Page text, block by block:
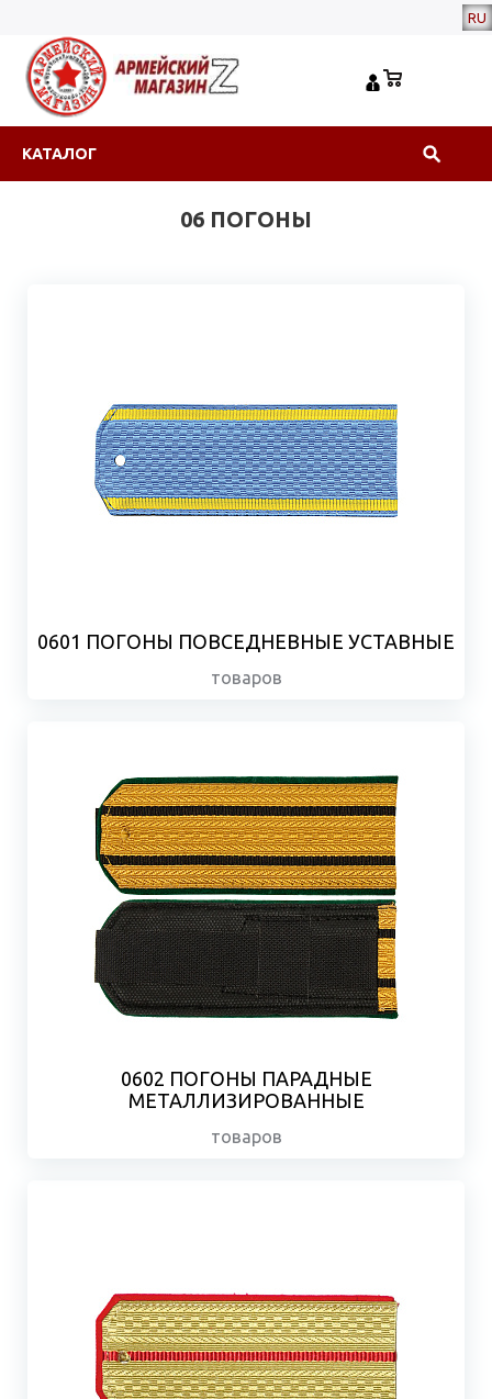
RU
КАТАЛОГ
06 ПОГОНЫ
0601 ПОГОНЫ ПОВСЕДНЕВНЫЕ УСТАВНЫЕ
товаров
0602 ПОГОНЫ ПАРАДНЫЕ
МЕТАЛЛИЗИРОВАННЫЕ
товаров